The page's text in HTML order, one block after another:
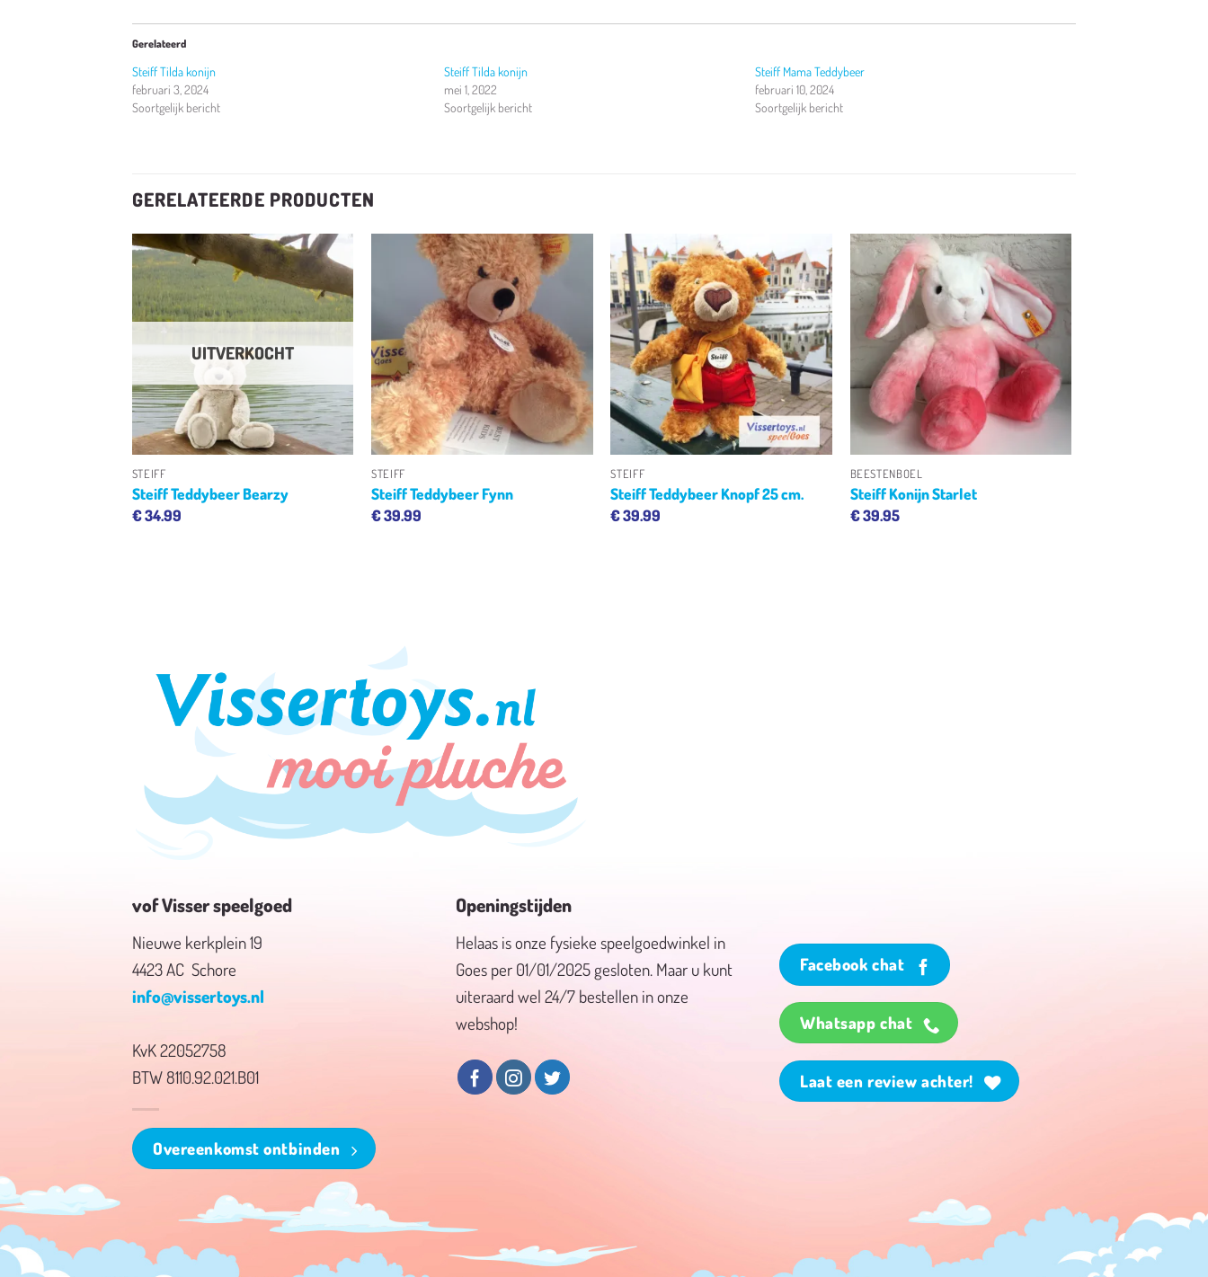
Gerelateerd
Steiff Tilda konijn
februari 3, 2024
Soortgelijk bericht
Steiff Tilda konijn
mei 1, 2022
Soortgelijk bericht
Steiff Mama Teddybeer
februari 10, 2024
Soortgelijk bericht
GERELATEERDE PRODUCTEN
Toevoegen
aan
verlanglijst
+
UITVERKOCHT
STEIFF
Steiff Teddybeer Bearzy
€34.99
Toevoegen
verlanglijst
+
STEIFF
Steiff Teddybeer Fynn
€39.99
Toevoegen
aan
verlanglijst
+
STEIFF
Steiff Teddybeer Knopf 25 cm.
€39.99
Toevoegen
aan
verlanglijst
+
BEESTENBOEL
Steiff Konijn Starlet
€39.95
vof Visser speelgoed
Nieuwe kerkplein 19
4423 AC Schore
info@vissertoys.nl
KvK 22052758
BTW 8110.92.021.B01
Overeenkomst ontbinden
Openingstijden
Helaas is onze fysieke speelgoedwinkel in
Goes per 01/01/2025 gesloten. Maar u kunt
uiteraard wel 24/7 bestellen in onze
webshop!
Facebook chat
Whatsapp chat
Laat een review achter!